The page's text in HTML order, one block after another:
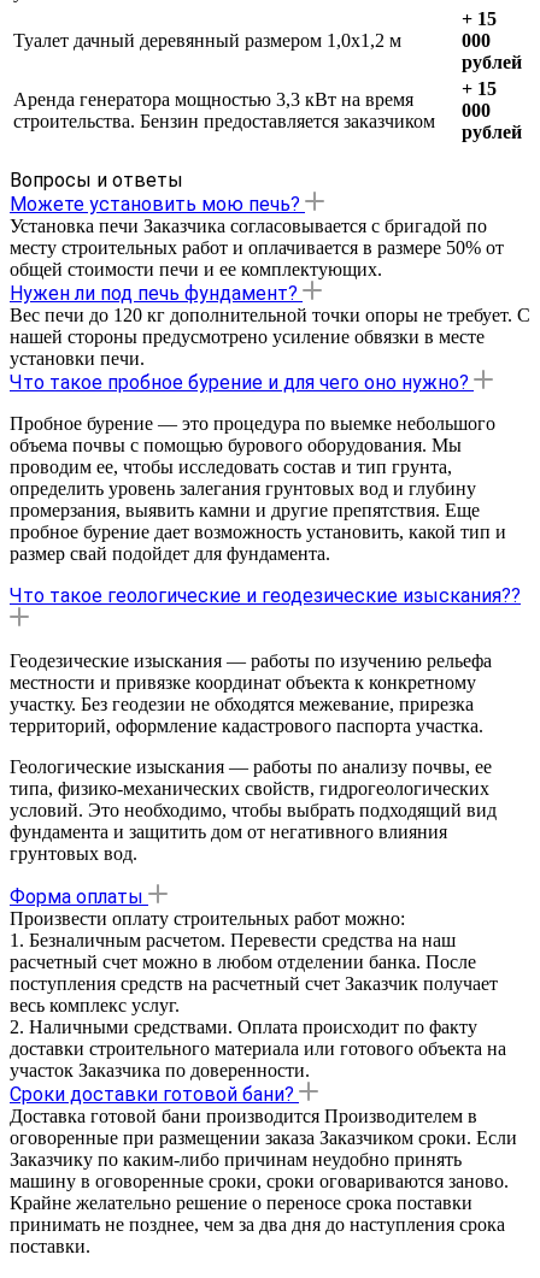
Туалет дачный деревянный размером 1,0х1,2 м
+ 15
000
рублей
Аренда генератора мощностью 3,3 кВт на время
строительства. Бензин предоставляется заказчиком
+ 15
000
рублей
Вопросы и ответы
Можете установить мою печь?
Установка печи Заказчика согласовывается с бригадой по
месту строительных работ и оплачивается в размере 50% от
общей стоимости печи и ее комплектующих.
Нужен ли под печь фундамент?
Вес печи до 120 кг дополнительной точки опоры не требует. С
нашей стороны предусмотрено усиление обвязки в месте
установки печи.
Что такое пробное бурение и для чего оно нужно?
Пробное бурение — это процедура по выемке небольшого
объема почвы с помощью бурового оборудования. Мы
проводим ее, чтобы исследовать состав и тип грунта,
определить уровень залегания грунтовых вод и глубину
промерзания, выявить камни и другие препятствия. Еще
пробное бурение дает возможность установить, какой тип и
размер свай подойдет для фундамента.
Что такое геологические и геодезические изыскания??
Геодезические изыскания — работы по изучению рельефа
местности и привязке координат объекта к конкретному
участку. Без геодезии не обходятся межевание, прирезка
территорий, оформление кадастрового паспорта участка.
Геологические изыскания — работы по анализу почвы, ее
типа, физико-механических свойств, гидрогеологических
условий. Это необходимо, чтобы выбрать подходящий вид
фундамента и защитить дом от негативного влияния
грунтовых вод.
Форма оплаты
Произвести оплату строительных работ можно:
1. Безналичным расчетом. Перевести средства на наш
расчетный счет можно в любом отделении банка. После
поступления средств на расчетный счет Заказчик получает
весь комплекс услуг.
2. Наличными средствами. Оплата происходит по факту
доставки строительного материала или готового объекта на
участок Заказчика по доверенности.
Сроки доставки готовой бани?
Доставка готовой бани производится Производителем в
оговоренные при размещении заказа Заказчиком сроки. Если
Заказчику по каким-либо причинам неудобно принять
машину в оговоренные сроки, сроки оговариваются заново.
Крайне желательно решение о переносе срока поставки
принимать не позднее, чем за два дня до наступления срока
поставки.